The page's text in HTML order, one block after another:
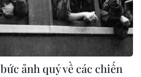
ảnh quý về các chiến